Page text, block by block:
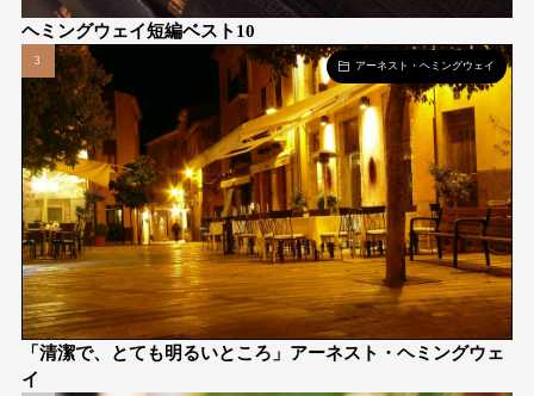
ヘミングウェイ短編ベスト10
アーネスト・ヘミングウェイ
「清潔で、とても明るいところ」アーネスト・ヘミングウェ
イ